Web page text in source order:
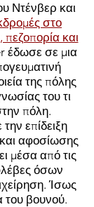
Ντένβερ και
στο
πεζοπορία και
έδωσε σε μια
της πόλης
του τι
πόλη.
επίδειξη
αφοσίωσης
μέσα από τις
όσων
Ίσως
του βουνού.